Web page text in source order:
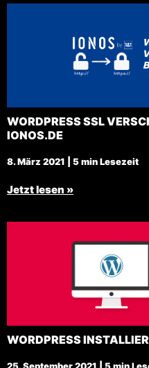
WORDPRESS SSL
IONOS.DE
8. März 2021 | 5 min Lesezeit
Jetzt lesen »
WORDPRESS
25. September 2021 | 5 min